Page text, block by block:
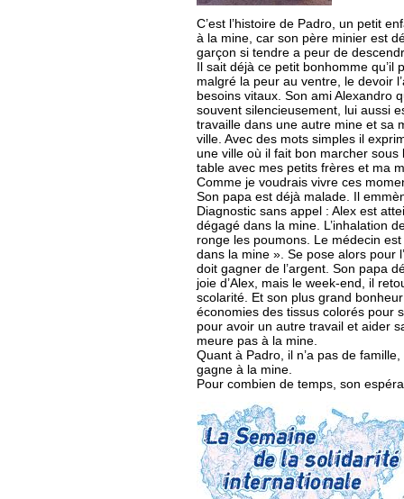
C’est l’histoire de Padro, un petit
à la mine, car son père minier est
garçon si tendre a peur de
Il sait déjà ce petit bonhomme qu’il
malgré la peur au ventre, le devoir
besoins vitaux. Son ami Alexandro
souvent silencieusement, lui aussi
travaille dans une autre mine et sa
ville. Avec des mots simples il
une ville où il fait bon marcher
table avec mes petits frères et ma
Comme je voudrais vivre ces
Son papa est déjà malade. Il
Diagnostic sans appel : Alex est
dégagé dans la mine. L’inhalation
ronge les poumons. Le médecin
dans la mine ». Se pose alors pour
doit gagner de l’argent. Son papa
joie d’Alex, mais le week-end, il
scolarité. Et son plus grand
économies des tissus colorés pour
pour avoir un autre travail et aider
meure pas à la mine.
Quant à Padro, il n’a pas de
gagne à la mine.
Pour combien de temps, son